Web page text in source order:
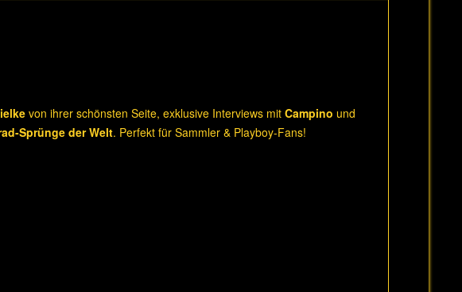
von ihrer schönsten Seite, exklusive Interviews mit Campino und
Sprünge der Welt. Perfekt für Sammler & Playboy-Fans!